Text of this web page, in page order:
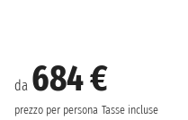
da 684 €
prezzo per persona Tasse incluse